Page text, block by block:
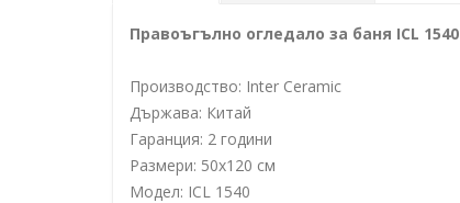
Правоъгълно огледало за баня ICL 1540
Производство: Inter Ceramic
Държава: Китай
Гаранция: 2 години
Размери: 50х120 см
Модел: ICL 1540